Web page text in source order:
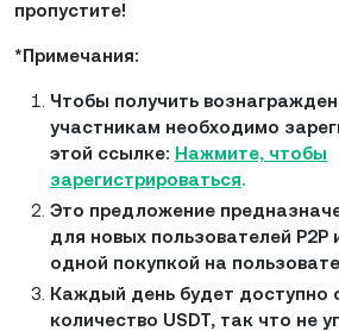
пропустите!
*Примечания:
Чтобы получить
участникам необходимо
этой ссылке: Нажмите, чтобы
зарегистрироваться.
Это предложение
для новых пользователей P2P
одной покупкой на
Каждый день будет доступно
количество USDT, так что не